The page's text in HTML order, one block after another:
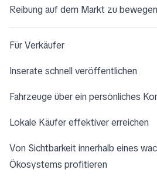
Reibung auf dem Markt zu
Für Verkäufer
Inserate schnell veröffentlichen
Fahrzeuge über ein persönliches
Lokale Käufer effektiver erreichen
Von Sichtbarkeit innerhalb eines
Ökosystems profitieren